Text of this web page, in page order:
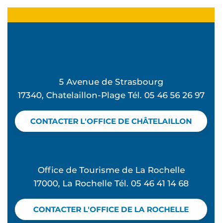
Atelier P'tit tailleur de pierre - L'été à Beauséjour
Stage sauvetage aquatique
Badminton Loisir et Tennis de Table
Yoga pilates avec Valérie
Zumba avec Valérie
5 Avenue de Strasbourg
17340, Chatelaillon-Plage Tél. 05 46 56 26 97
CONTACTER L'OFFICE DE CHÂTELAILLON
Office de Tourisme de La Rochelle
17000, La Rochelle Tél. 05 46 41 14 68
CONTACTER L'OFFICE DE LA ROCHELLE